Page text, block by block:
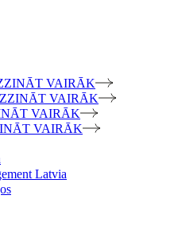
VAIRĀK
VAIRĀK
VAIRĀK
VAIRĀK
Latvia